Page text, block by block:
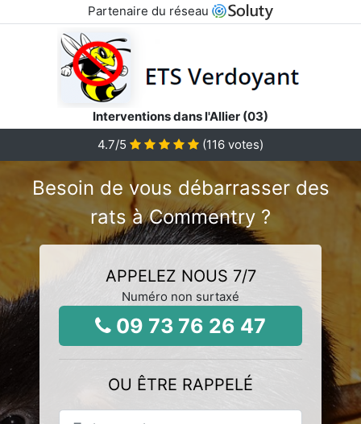
Partenaire du réseau
Interventions dans l'Allier (03)
4.7/5 (116 votes)
Besoin de vous débarrasser des
rats à Commentry ?
APPELEZ NOUS 7/7
Numéro non surtaxé
09 73 76 26 47
OU ÊTRE RAPPELÉ